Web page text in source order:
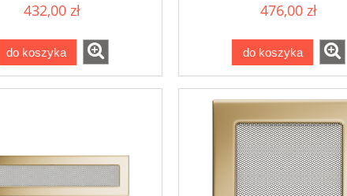
432,00 zł
do koszyka
476,00 zł
do koszyka